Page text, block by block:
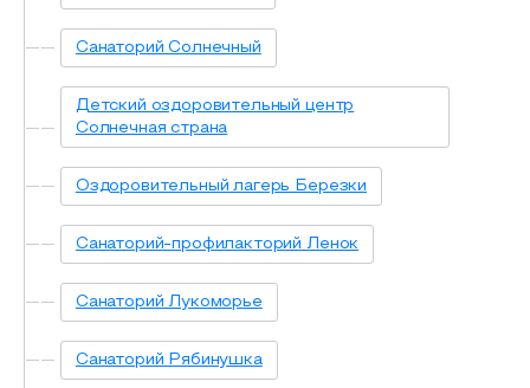
Санаторий Солнечный
Детский оздоровительный центр
Солнечная страна
Оздоровительный лагерь Березки
Санаторий-профилакторий Ленок
Санаторий Лукоморье
Санаторий Рябинушка